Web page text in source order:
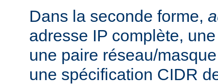
Dans la seconde forme,
adresse IP complète,
une paire réseau/
une spécification CIDR